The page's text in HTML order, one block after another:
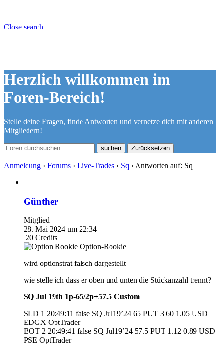
Close search
Herzlich willkommen im
Foren-Bereich!
Stelle deine Fragen, finde Antworten und vernetze dich mit anderen
Mitgliedern!
Zurücksetzen
Anmeldung › Forums › Live-Trades › Sq › Antworten auf: Sq
Günther
Mitglied
28. Mai 2024 um 22:34
20 Credits
Option-Rookie
wird optionstrat falsch dargestellt
wie stelle ich dass er oben und unten die Stückanzahl trennt?
SQ Jul 19th 1p-65/2p+57.5 Custom
SLD 1 20:49:11 false SQ Jul19’24 65 PUT 3.60 1.05 USD
EDGX OptTrader
BOT 2 20:49:41 false SQ Jul19’24 57.5 PUT 1.12 0.89 USD
PSE OptTrader